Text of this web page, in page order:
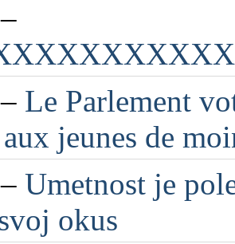
Le Parlement
jeunes de
Umetnost je
okus